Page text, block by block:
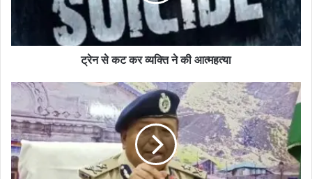
ट्रेन से कट कर व्यक्ति ने की आत्महत्या